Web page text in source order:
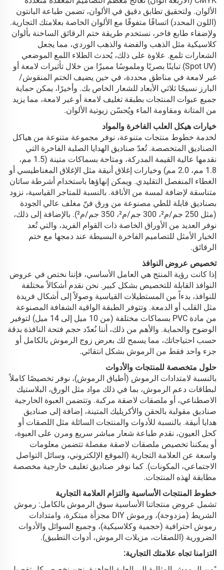
الألوان. ولتحقيق تطابق دقيق في الألوان، تضمن طباعة البانتون
(اللون المحدد) اتساقًا متفوقًا مع الألوان الخاصة بعلامتك التجارية.
ولإضفاء طابع فاخر، نستخدم طريقة ختم الرقائق الساخنة بألوان
كلاسيكية مثل الذهب والفضة والذهب الوردي، مما يجعل
الشعارات تلمع. علاوة على ذلك، يُحدث الطلاء اللمع الموضعي
(Spot UV) تباينًا بصريًا وملموسًا مميزًا من خلال تأثيرات لامعة أو
غير لامعة في مناطق محددة، في حين يضيف الختم المنقوش/
البارز نسيجًا ثلاثي الأبعاد للشعار الخاص بك. وأخيرًا، يمكن حماية
جميع عبوات المنتجات بطبقة تغليف لامعة أو غير لامعة، مما يزيد
من المتانة ومقاومة الماء ويُحسّن زيوتية الألوان.
خيارات هيكل العلب الفاخرة والمواد
لخدمة خطوط منتجات متنوعة، نوفر مجموعة متنوعة من هياكل
الصناديق المتخصصة. تُعدّ صناديق الهدايا الصلبة الفاخرة التي
نقدمها عالية القيمة المدركة، ومتاحة بسماكات متينة (1.5 مم،
1.8 مم، 2.0 مم) وخيارات إغلاق أنيقة مثل الإغلاق المغناطيسي أو
الغطاء المنفصل التقليدي. ويمكن إنهاؤها باستخدام أشرطة ساتان
متناسقة لإضافة لمسة من الأناقة. بالنسبة للمتاجر القياسية، نزود
بصناديق قابلة للطي مصنوعة من ورق فنّ مغلف عالي الجودة
(مثل 250 جم/م²، 300 جم/م²، 350 جم/م²). بالإضافة إلى ذلك،
نوفر العديد من الأوراق الخاصة ذات القوام الفريد، والتي تُعد
الخيار الأمثل للتصاميم الفاخرة البسيطة عند دمجها مع ختم
الرقائق.
تخصيص عروض النوافذ
إذا كانت رؤية المنتج هي العامل الأساسي، فإننا نختص في عروض
النوافذ القابلة للتخصيص بشكل كبير. نحن نقدم أشكالاً مختلفة
للنوافذ، بدءاً من المستطيلات القياسية وصولاً إلى أشكال فريدة
مثل القلب أو الدمعة. وتتوفر الطبقة الواقية الشفافة المصنوعة
من مادة PVC بسماكات مختلفة (من 10 ميل إلى 14 ميل) لتوفير
الوضوح والحماية. والأهم من ذلك، أننا نُعدّد حجم فتحة النافذة بدقة
حسب احتياجاتك، مما يسمح لك بعرض زوج الرموش بالكامل أو
جزء واحد فقط من الرموش بشكل انتقائي.
حلول متخصصة للمنتجات والأدوات
بالنسبة لامتدادات الرموش (أطباق الرموش)، نوفر تخصيصًا كاملاً
لبطاقات دعم الرموش، بما في ذلك مواد مثل الورق، البلاستيك
الاصطناعي، أو ملصقات لاصقة مركبة. وتتضمن العبوة الخارجية
صناديق مقولبة بالحقن والأكريليك المتينة، إضافة إلى صناديق
هدايا أنيقة. بالنسبة للأدوات والمنتجات السائلة مثل اللصقات أو
كحل العيون، نقدم طباعة شعار مباشر سريع ومرن على العبوة،
أو يمكننا تخصيص ملصقات لاصقة مفصلة تتضمن معلومات
واسعة عن العلامة التجارية (الموقع الإلكتروني، وسائل التواصل
الاجتماعي، المكونات). كما نوفر صناديق تغليف خارجية مخصصة
مطابقة لهذه المنتجات.
خطوط المنتجات الأساسية والتزام العلامة التجارية
تشمل عروض منتجاتنا الأساسية سوق الرموش بالكامل: رموش
الشريط (مزدوجة)، ورموش DIY مجزأة مبتكرة، وامتدادات
رموش احترافية (حجمية وكلاسيكية)، وجميع السوائل والأدوات
الضرورية (اللصقات، مزيلات الرموش، أدوات التطبيق).
التزامنا تجاه علامتك التجارية: